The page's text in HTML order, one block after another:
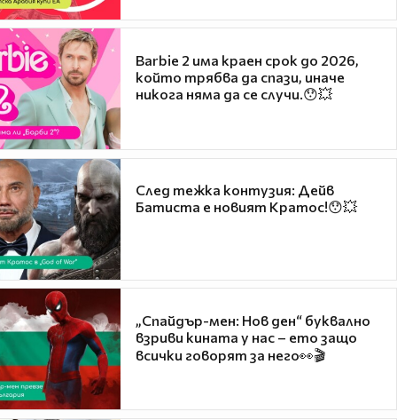
Barbie 2 има краен срок до 2026,
който трябва да спази, иначе
никога няма да се случи.😯💥
След тежка контузия: Дейв
Батиста е новият Кратос!😯💥
„Спайдър-мен: Нов ден“ буквално
взриви кината у нас – ето защо
всички говорят за него👀🎬